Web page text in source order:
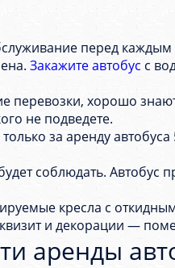
перед
Закажите автобус с
хорошо
не подведете.
за аренду
соблюдать. Автобус
кресла с
и декорации —
аренды